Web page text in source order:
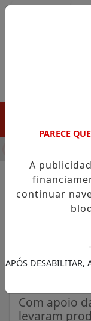
EM
NOTÍCIAS/
da
feira do
Com apoio
levaram
PARECE
A
continuar
APÓS DESABILITAR,